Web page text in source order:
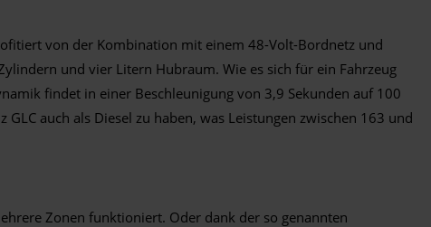
von der Kombination mit einem 48-Volt-Bordnetz und
und vier Litern Hubraum. Wie es sich für ein Fahrzeug
findet in einer Beschleunigung von 3,9 Sekunden auf 100
auch als Diesel zu haben, was Leistungen zwischen 163 und
Zonen funktioniert. Oder dank der so genannten